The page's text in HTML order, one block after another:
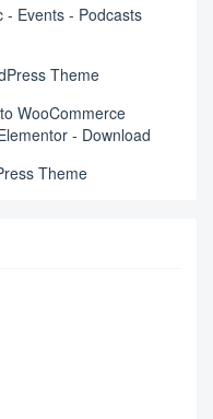
- Events - Podcasts
Theme
WooCommerce
- Download
Theme